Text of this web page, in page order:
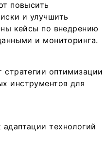
повысить
и улучшить
кейсы по внедрению
и мониторинга.
оптимизации
инструментов для
технологий